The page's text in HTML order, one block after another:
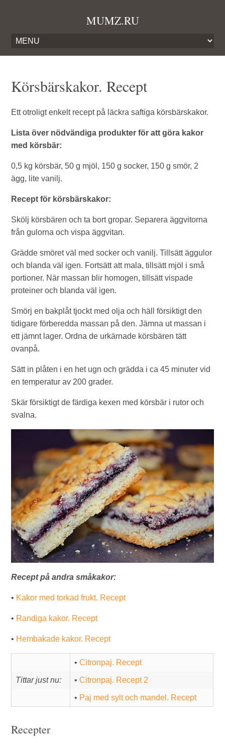
MUMZ.RU
Körsbärskakor. Recept
Ett otroligt enkelt recept på läckra saftiga körsbärskakor.
Lista över nödvändiga produkter för att göra kakor
med körsbär:
0,5 kg körsbär, 50 g mjöl, 150 g socker, 150 g smör, 2
ägg, lite vanilj.
Recept för körsbärskakor:
Skölj körsbären och ta bort gropar. Separera äggvitorna
från gulorna och vispa äggvitan.
Grädde smöret väl med socker och vanilj. Tillsätt äggulor
och blanda väl igen. Fortsätt att mala, tillsätt mjöl i små
portioner. När massan blir homogen, tillsätt vispade
proteiner och blanda väl igen.
Smörj en bakplåt tjockt med olja och häll försiktigt den
tidigare förberedda massan på den. Jämna ut massan i
ett jämnt lager. Ordna de urkärnade körsbären tätt
ovanpå.
Sätt in plåten i en het ugn och grädda i ca 45 minuter vid
en temperatur av 200 grader.
Skär försiktigt de färdiga kexen med körsbär i rutor och
svalna.
Recept på andra småkakor:
• Kakor med torkad frukt. Recept
• Randiga kakor. Recept
• Hembakade kakor. Recept
•Citronpaj. Recept
Tittar just nu: •Citronpaj. Recept 2
• Paj med sylt och mandel. Recept
Recepter